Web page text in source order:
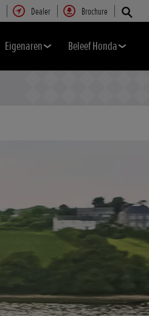
Dealer Brochure
Eigenaren Beleef Honda